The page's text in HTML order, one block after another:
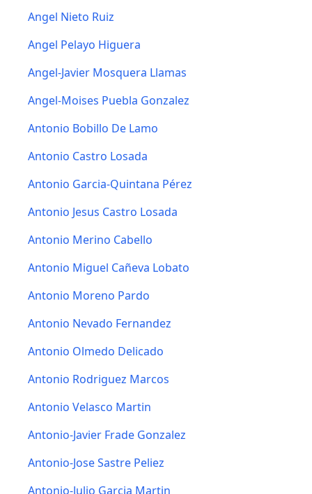
Angel Nieto Ruiz
Angel Pelayo Higuera
Angel-Javier Mosquera Llamas
Angel-Moises Puebla Gonzalez
Antonio Bobillo De Lamo
Antonio Castro Losada
Antonio Garcia-Quintana Pérez
Antonio Jesus Castro Losada
Antonio Merino Cabello
Antonio Miguel Cañeva Lobato
Antonio Moreno Pardo
Antonio Nevado Fernandez
Antonio Olmedo Delicado
Antonio Rodriguez Marcos
Antonio Velasco Martin
Antonio-Javier Frade Gonzalez
Antonio-Jose Sastre Peliez
Antonio-Julio Garcia Martin